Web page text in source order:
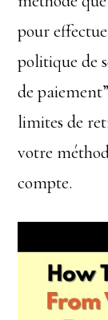
pour
politique de
de
limites de
votre
compte.